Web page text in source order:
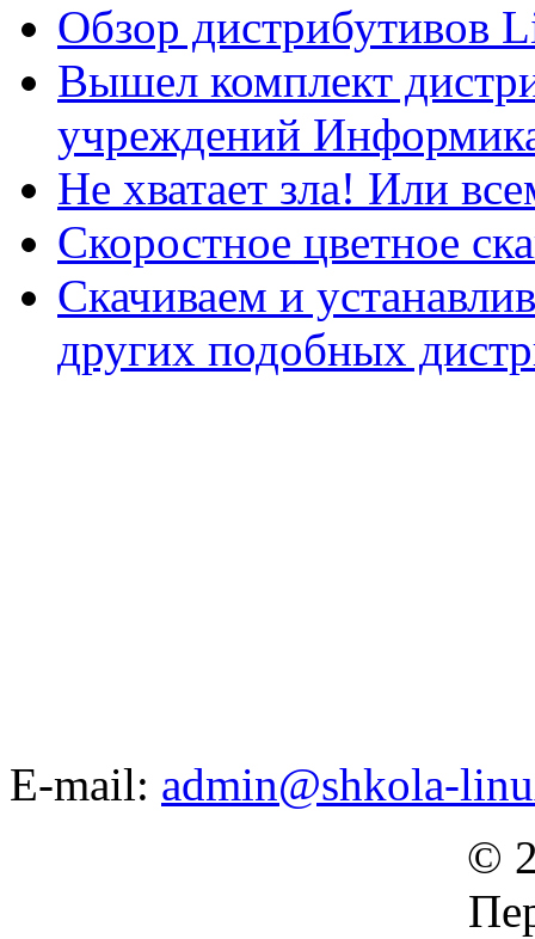
Обзор дистрибутивов
Вышел комплект
учреждений
Не хватает зла! Или
Скоростное цветное
Скачиваем и
других подобных
E-mail: admin@shkola-
©